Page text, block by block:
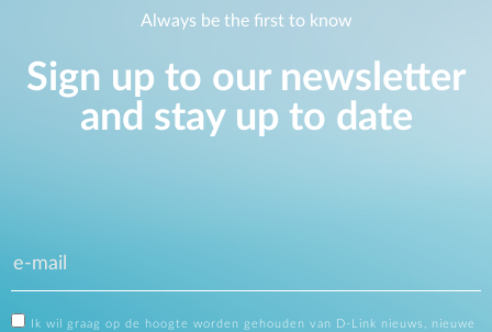
Always be the first to know
Sign up to our newsletter
and stay up to date
Ik wil graag op de hoogte worden gehouden van D-Link nieuws, nieuwe